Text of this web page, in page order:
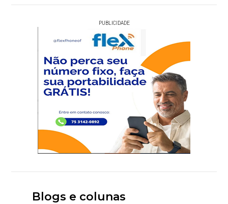
PUBLICIDADE
Blogs e colunas